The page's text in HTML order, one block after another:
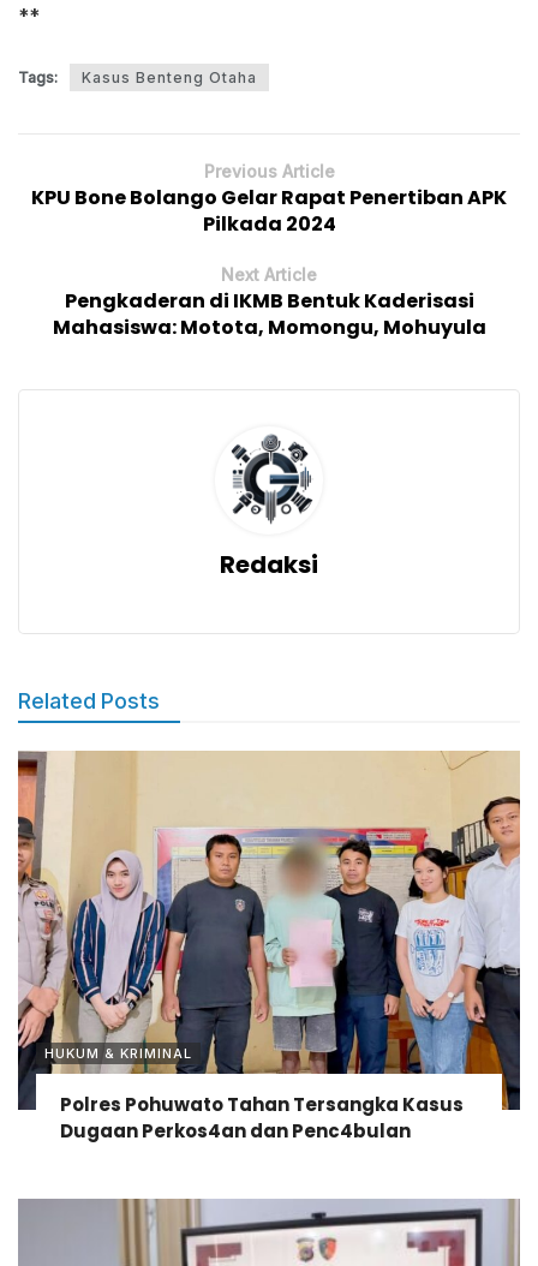
**
Tags: Kasus Benteng Otaha
Previous Article
KPU Bone Bolango Gelar Rapat Penertiban APK
Pilkada 2024
Next Article
Pengkaderan di IKMB Bentuk Kaderisasi
Mahasiswa: Motota, Momongu, Mohuyula
Redaksi
Related Posts
HUKUM & KRIMINAL
Polres Pohuwato Tahan Tersangka Kasus
Dugaan Perkos4an dan Penc4bulan